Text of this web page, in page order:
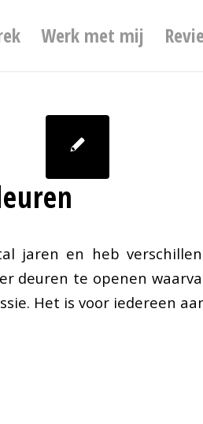
Werk met mij
jaren en heb
deuren te openen
Het is voor iedereen